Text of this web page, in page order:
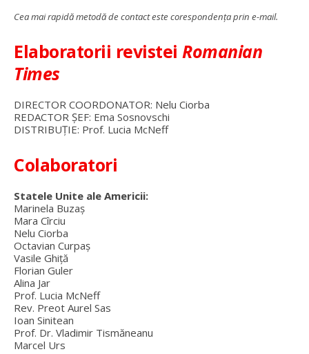
Cea mai rapidă metodă de contact este corespondența prin e-mail.
Elaboratorii revistei Romanian
Times
DIRECTOR COORDONATOR: Nelu Ciorba
REDACTOR ŞEF: Ema Sosnovschi
DISTRIBUȚIE: Prof. Lucia McNeff
Colaboratori
Statele Unite ale Americii:
Marinela Buzaș
Mara Cîrciu
Nelu Ciorba
Octavian Curpaș
Vasile Ghiță
Florian Guler
Alina Jar
Prof. Lucia McNeff
Rev. Preot Aurel Sas
Ioan Sinitean
Prof. Dr. Vladimir Tismăneanu
Marcel Urs